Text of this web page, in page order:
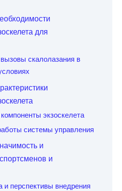
для
скалолазания в
экзоскелета
системы управления
и
и
и перспективы внедрения